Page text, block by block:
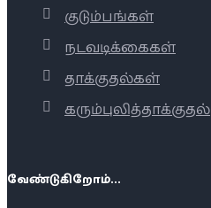
குடும்பங்கள்
நடவடிக்கைகள்
தாக்குதல்கள்
கரும்புலித்தாக்குதல்
வேண்டுகிறோம்...